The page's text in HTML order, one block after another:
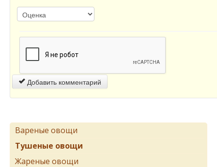
Добавить комментарий
Вареные овощи
Тушеные овощи
Жареные овощи